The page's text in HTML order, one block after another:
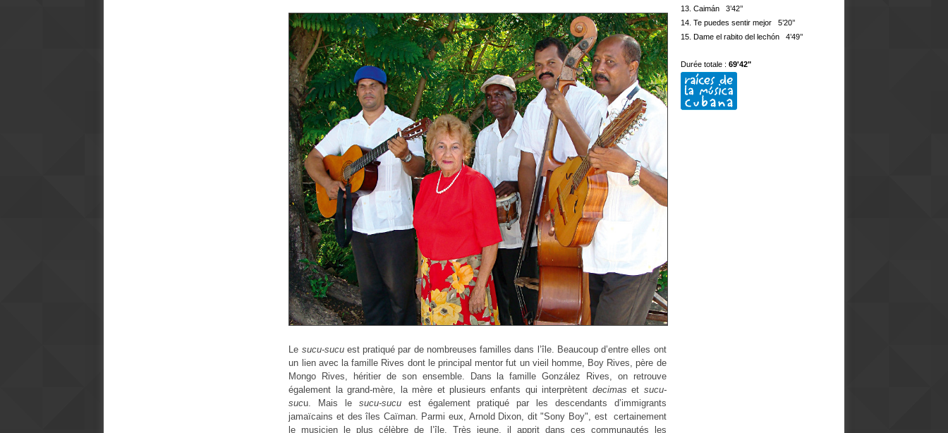
Le sucu-sucu est pratiqué par de nombreuses familles dans l’île. Beaucoup d’entre elles ont
un lien avec la famille Rives dont le principal mentor fut un vieil homme, Boy Rives, père de
Mongo Rives, héritier de son ensemble. Dans la famille González Rives, on retrouve
également la grand-mère, la mère et plusieurs enfants qui interprètent decimaset sucu-
sucu. Mais le sucu-sucu est également pratiqué par les descendants d’immigrants
jamaïcains et des îles Caïman. Parmi eux, Arnold Dixon, dit "Sony Boy", est certainement
le musicien le plus célèbre de l’île. Très jeune, il apprit dans ces communautés les
13. Caimán 3’42’’
14. Te puedes sentir mejor 5’20’’
15. Dame el rabito del lechón 4’49’’
Durée totale : 69'42"